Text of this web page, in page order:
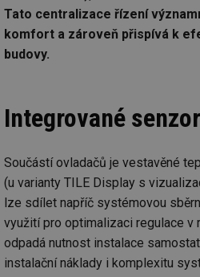
Tato centralizace řízení
komfort a zároveň přispívá k
budovy.
Integrované
Součástí ovladačů je vestavěné
(u varianty TILE Display s
lze sdílet napříč systémovou
využití pro optimalizaci regulace v
odpadá nutnost instalace
instalační náklady i komplexitu